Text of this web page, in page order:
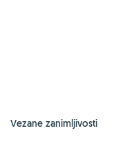
Vezane zanimljivosti